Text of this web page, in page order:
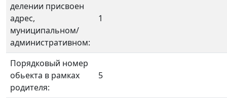
делении присвоен
адрес,
муниципальном/
административном:
1
Порядковый номер
обьекта в рамках
родителя:
5